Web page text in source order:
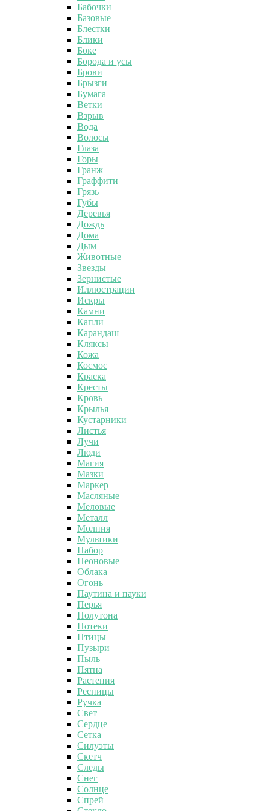
Бабочки
Базовые
Блестки
Блики
Боке
Борода и усы
Брови
Брызги
Бумага
Ветки
Взрыв
Вода
Волосы
Глаза
Горы
Гранж
Граффити
Грязь
Губы
Деревья
Дождь
Дома
Дым
Животные
Звезды
Зернистые
Иллюстрации
Искры
Камни
Капли
Карандаш
Кляксы
Кожа
Космос
Краска
Кресты
Кровь
Крылья
Кустарники
Листья
Лучи
Люди
Магия
Мазки
Маркер
Масляные
Меловые
Металл
Молния
Мультики
Набор
Неоновые
Облака
Огонь
Паутина и пауки
Перья
Полутона
Потеки
Птицы
Пузыри
Пыль
Пятна
Растения
Ресницы
Ручка
Свет
Сердце
Сетка
Силуэты
Скетч
Следы
Снег
Солнце
Спрей